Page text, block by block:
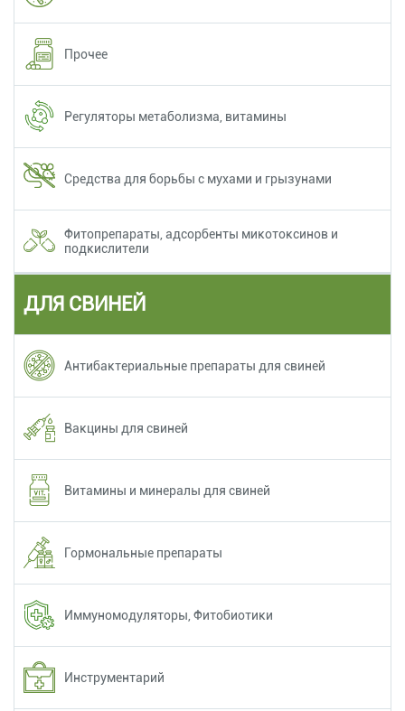
Прочее
Регуляторы метаболизма, витамины
Средства для борьбы с мухами и грызунами
Фитопрепараты, адсорбенты микотоксинов и
подкислители
ДЛЯ СВИНЕЙ
Антибактериальные препараты для свиней
Вакцины для свиней
Витамины и минералы для свиней
Гормональные препараты
Иммуномодуляторы, Фитобиотики
Инструментарий